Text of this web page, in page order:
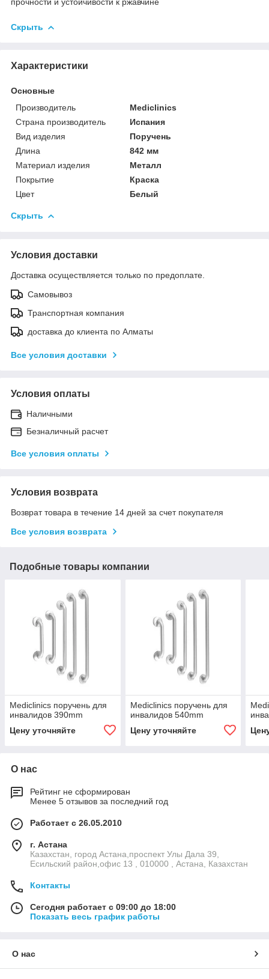
Скрыть
Характеристики
Основные
Производитель
Mediclinics
Страна производитель
Испания
Вид изделия
Поручень
Длина
842 мм
Материал изделия
Металл
Покрытие
Краска
Цвет
Белый
Скрыть
Условия доставки
Доставка осуществляется только по предоплате.
Самовывоз
Транспортная компания
доставка до клиента по Алматы
Все условия доставки
Условия оплаты
Наличными
Безналичный расчет
Все условия оплаты
Условия возврата
Возврат товара в течение 14 дней за счет покупателя
Все условия возврата
Подобные товары компании
Mediclinics поручень для
инвалидов 390mm
Цену уточняйте
Mediclinics поручень для
инвалидов 540mm
Цену уточняйте
О нас
Рейтинг не сформирован
Менее 5 отзывов за последний год
Работает с 26.05.2010
г. Астана
Казахстан, город Астана,проспект Улы Дала 39,
Есильский район,офис 13 , 010000 , Астана, Казахстан
Контакты
Сегодня работает с 09:00 до 18:00
Показать весь график работы
О нас